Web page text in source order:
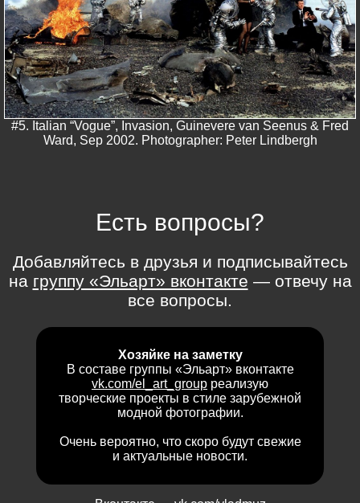
#5. Italian “Vogue”, Invasion, Guinevere van Seenus & Fred
Ward, Sep 2002. Photographer: Peter Lindbergh
Есть вопросы?
Добавляйтесь в друзья и подписывайтесь
на группу «Эльарт» вконтакте — отвечу на
все вопросы.
Хозяйке на заметку
В составе группы «Эльарт» вконтакте
vk.com/el_art_group реализую
творческие проекты в стиле зарубежной
модной фотографии.
Очень вероятно, что скоро будут свежие
и актуальные новости.